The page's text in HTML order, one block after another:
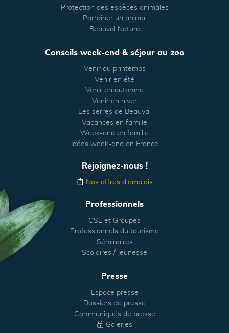
Protection des espèces animales
Parrainer un animal
Beauval Nature
Conseils week-end & séjour au zoo
Venir au printemps
Venir en été
Venir en automne
Venir en hiver
Les serres de Beauval
Vacances en famille
Week-end en famille
Idées week-end en France
Rejoignez-nous !
Nos offres d'emplois
Professionnels
CSE et Groupes
Professionnels du tourisme
Séminaires
Scolaires / Jeunesse
Presse
Espace presse
Dossiers de presse
Communiqués de presse
Galeries